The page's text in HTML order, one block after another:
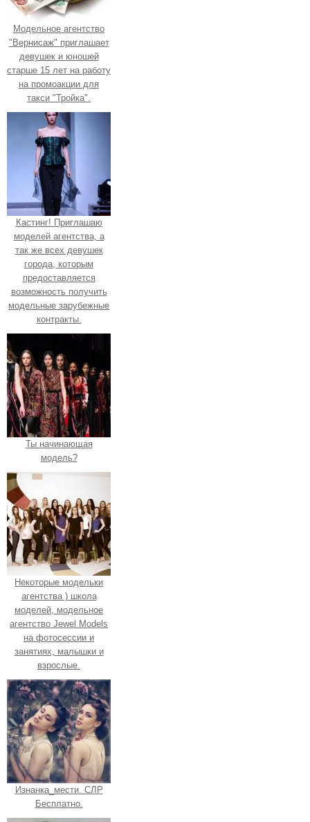
Модельное агентство
"Вернисаж" приглашает
девушек и юношей
старше 15 лет на работу
на промоакции для
такси "Тройка".
Кастинг! Приглашаю
моделей агентства, а
так же всех девушек
города, которым
предоставляется
возможность получить
модельные зарубежные
контракты.
Ты начинающая
модель?
Некоторые модельки
агентства ) школа
моделей, модельное
агентство Jewel Models
на фотосессии и
занятиях, малышки и
взрослые.
Изнанка_мести. СЛР
Бесплатно.